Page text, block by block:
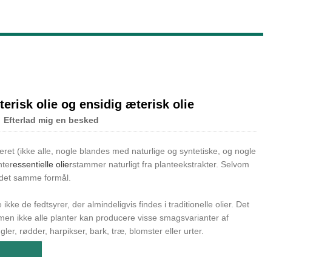
olie og ensidig æterisk olie
Efterlad mig en besked
(ikke alle, nogle blandes med naturlige og syntetiske, og nogle
essentielle olierstammer naturligt fra planteekstrakter. Selvom
samme formål.
de fedtsyrer, der almindeligvis findes i traditionelle olier. Det
ikke alle planter kan producere visse smagsvarianter af
rødder, harpikser, bark, træ, blomster eller urter.